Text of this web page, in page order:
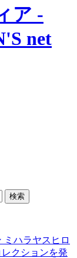
ア -
net
検索
ミハラヤスヒロ
レクションを発